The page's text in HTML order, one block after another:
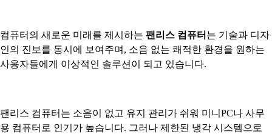
컴퓨터의 새로운 미래를 제시하는 팬리스 컴퓨터 는 기술과 디자
인의 진보를 동시에 보여주며, 소음 없는 쾌적한 환경을 원하는
사용자들에게 이상적인 솔루션이 되고 있습니다.
팬리스 컴퓨터는 소음이 없고 유지 관리가 쉬워 미니PC나 사무
용 컴퓨터로 인기가 높습니다. 그러나 제한된 냉각 시스템으로